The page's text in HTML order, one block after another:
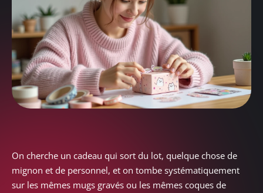
On cherche un cadeau qui sort du lot, quelque chose de
mignon et de personnel, et on tombe systématiquement
sur les mêmes mugs gravés ou les mêmes coques de